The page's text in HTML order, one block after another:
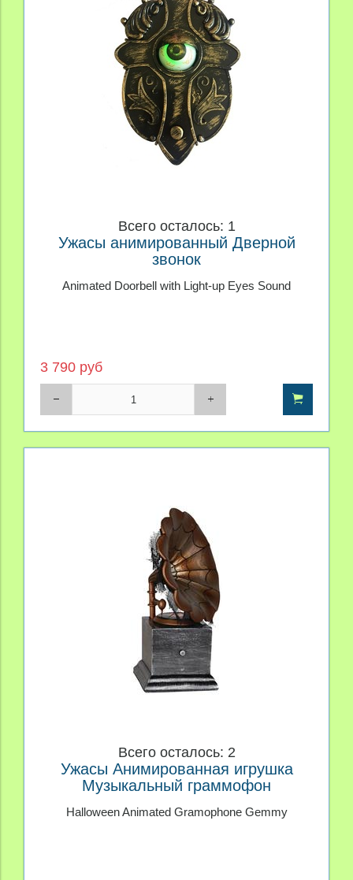
Всего осталось: 1
Ужасы анимированный Дверной
звонок
Animated Doorbell with Light-up Eyes Sound
3 790 руб
Всего осталось: 2
Ужасы Анимированная игрушка
Музыкальный граммофон
Halloween Animated Gramophone Gemmy